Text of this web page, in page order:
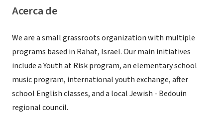
Acerca de
We are a small grassroots organization with multiple
programs based in Rahat, Israel. Our main initiatives
include a Youth at Risk program, an elementary school
music program, international youth exchange, after
school English classes, and a local Jewish - Bedouin
regional council.